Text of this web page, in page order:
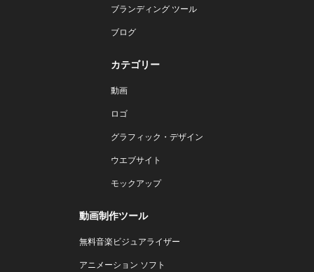
ブランディング ツール
ブログ
カテゴリー
動画
ロゴ
グラフィック・デザイン
ウエブサイト
モックアップ
動画制作ツール
無料音楽ビジュアライザー
アニメーション ソフト